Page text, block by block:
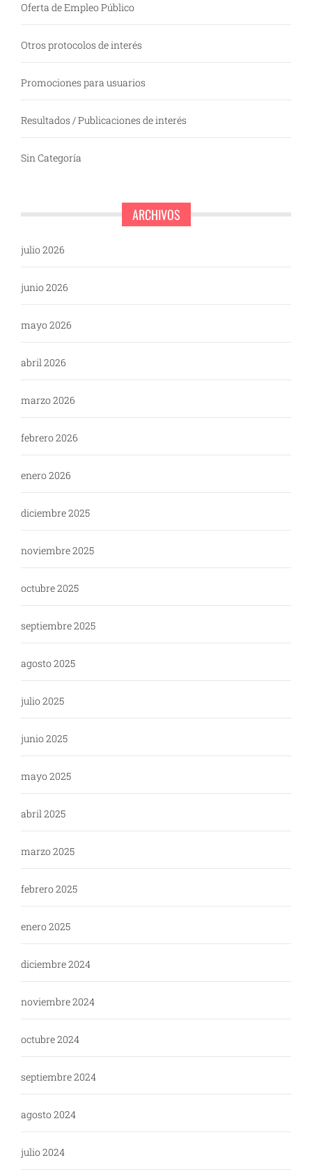
Oferta de Empleo Público
Otros protocolos de interés
Promociones para usuarios
Resultados / Publicaciones de interés
Sin Categoría
ARCHIVOS
julio 2026
junio 2026
mayo 2026
abril 2026
marzo 2026
febrero 2026
enero 2026
diciembre 2025
noviembre 2025
octubre 2025
septiembre 2025
agosto 2025
julio 2025
junio 2025
mayo 2025
abril 2025
marzo 2025
febrero 2025
enero 2025
diciembre 2024
noviembre 2024
octubre 2024
septiembre 2024
agosto 2024
julio 2024